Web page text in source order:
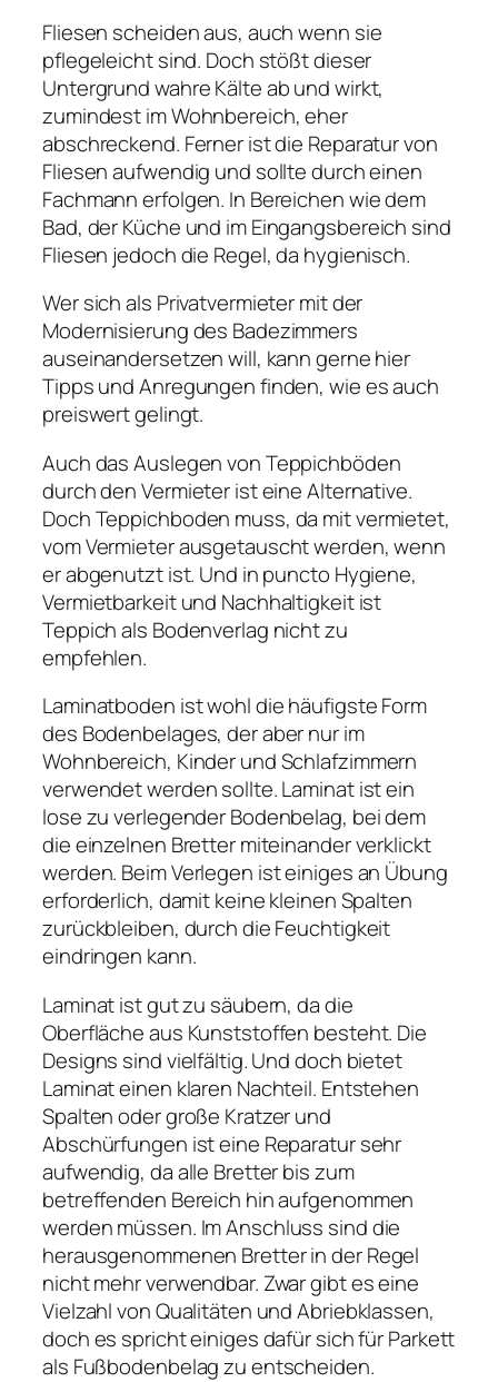
Fliesen scheiden aus, auch wenn sie
pflegeleicht sind. Doch stößt dieser
Untergrund wahre Kälte ab und wirkt,
zumindest im Wohnbereich, eher
abschreckend. Ferner ist die Reparatur von
Fliesen aufwendig und sollte durch einen
Fachmann erfolgen. In Bereichen wie dem
Bad, der Küche und im Eingangsbereich sind
Fliesen jedoch die Regel, da hygienisch.
Wer sich als Privatvermieter mit der
Modernisierung des Badezimmers
auseinandersetzen will, kann gerne hier
Tipps und Anregungen finden, wie es auch
preiswert gelingt.
Auch das Auslegen von Teppichböden
durch den Vermieter ist eine Alternative.
Doch Teppichboden muss, da mit vermietet,
vom Vermieter ausgetauscht werden, wenn
er abgenutzt ist. Und in puncto Hygiene,
Vermietbarkeit und Nachhaltigkeit ist
Teppich als Bodenverlag nicht zu
empfehlen.
Laminatboden ist wohl die häufigste Form
des Bodenbelages, der aber nur im
Wohnbereich, Kinder und Schlafzimmern
verwendet werden sollte. Laminat ist ein
lose zu verlegender Bodenbelag, bei dem
die einzelnen Bretter miteinander verklickt
werden. Beim Verlegen ist einiges an Übung
erforderlich, damit keine kleinen Spalten
zurückbleiben, durch die Feuchtigkeit
eindringen kann.
Laminat ist gut zu säubern, da die
Oberfläche aus Kunststoffen besteht. Die
Designs sind vielfältig. Und doch bietet
Laminat einen klaren Nachteil. Entstehen
Spalten oder große Kratzer und
Abschürfungen ist eine Reparatur sehr
aufwendig, da alle Bretter bis zum
betreffenden Bereich hin aufgenommen
werden müssen. Im Anschluss sind die
herausgenommenen Bretter in der Regel
nicht mehr verwendbar. Zwar gibt es eine
Vielzahl von Qualitäten und Abriebklassen,
doch es spricht einiges dafür sich für Parkett
als Fußbodenbelag zu entscheiden.